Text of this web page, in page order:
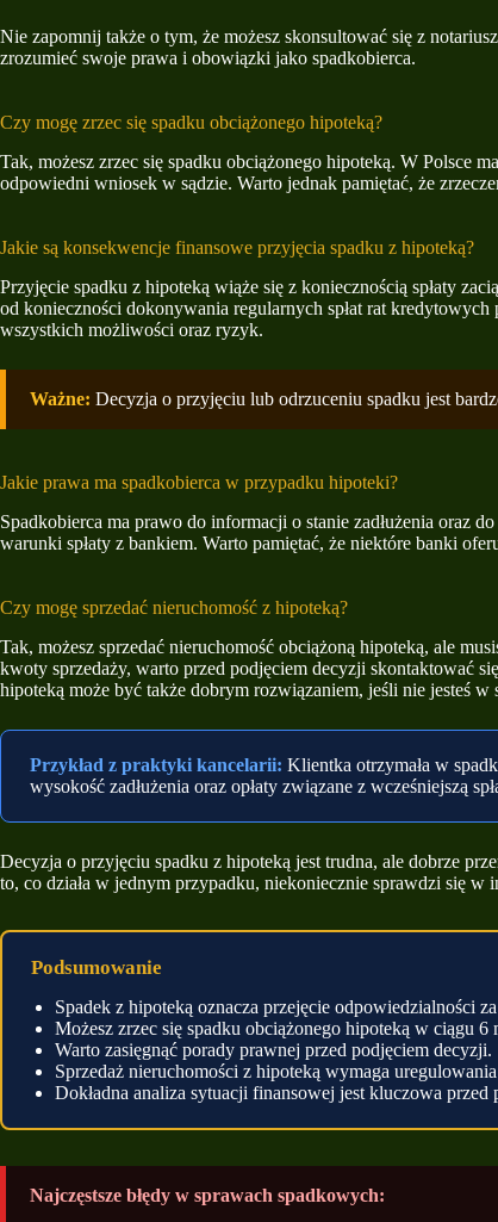
Nie zapomnij także o tym, że możesz skonsultować się z
zrozumieć swoje prawa i obowiązki jako spadkobierca.
Czy mogę zrzec się spadku obciążonego hipoteką?
Tak, możesz zrzec się spadku obciążonego hipoteką. W Polsce
odpowiedni wniosek w sądzie. Warto jednak pamiętać, że
Jakie są konsekwencje finansowe przyjęcia spadku z hipoteką?
Przyjęcie spadku z hipoteką wiąże się z koniecznością spłaty
od konieczności dokonywania regularnych spłat rat
wszystkich możliwości oraz ryzyk.
Ważne: Decyzja o przyjęciu lub odrzuceniu spadku jest
Jakie prawa ma spadkobierca w przypadku hipoteki?
Spadkobierca ma prawo do informacji o stanie zadłużenia oraz
warunki spłaty z bankiem. Warto pamiętać, że niektóre banki
Czy mogę sprzedać nieruchomość z hipoteką?
Tak, możesz sprzedać nieruchomość obciążoną hipoteką, ale
kwoty sprzedaży, warto przed podjęciem decyzji skontaktować
hipoteką może być także dobrym rozwiązaniem, jeśli nie jesteś
Przykład z praktyki kancelarii: Klientka otrzymała w
wysokość zadłużenia oraz opłaty związane z wcześniejszą
Decyzja o przyjęciu spadku z hipoteką jest trudna, ale dobrze
to, co działa w jednym przypadku, niekoniecznie sprawdzi się w
Podsumowanie
Spadek z hipoteką oznacza przejęcie odpowiedzialności za
Możesz zrzec się spadku obciążonego hipoteką w ciągu 6
Warto zasięgnąć porady prawnej przed podjęciem decyzji.
Sprzedaż nieruchomości z hipoteką wymaga uregulowania
Dokładna analiza sytuacji finansowej jest kluczowa przed
Najczęstsze błędy w sprawach spadkowych: